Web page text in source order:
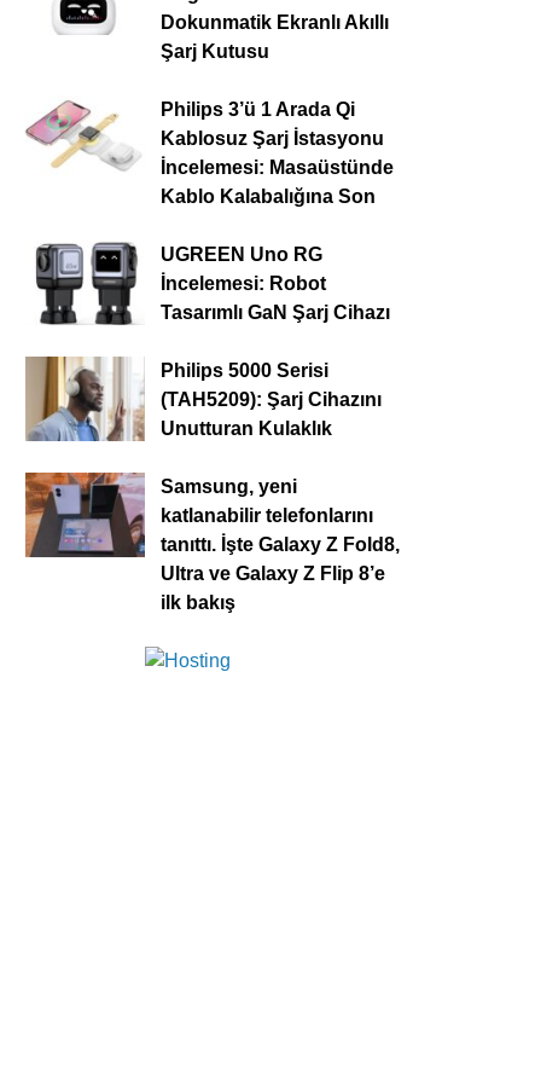
Dokunmatik Ekranlı Akıllı
Şarj Kutusu
Philips 3’ü 1 Arada Qi
Kablosuz Şarj İstasyonu
İncelemesi: Masaüstünde
Kablo Kalabalığına Son
UGREEN Uno RG
İncelemesi: Robot
Tasarımlı GaN Şarj Cihazı
Philips 5000 Serisi
(TAH5209): Şarj Cihazını
Unutturan Kulaklık
Samsung, yeni
katlanabilir telefonlarını
tanıttı. İşte Galaxy Z Fold8,
Ultra ve Galaxy Z Flip 8’e
ilk bakış